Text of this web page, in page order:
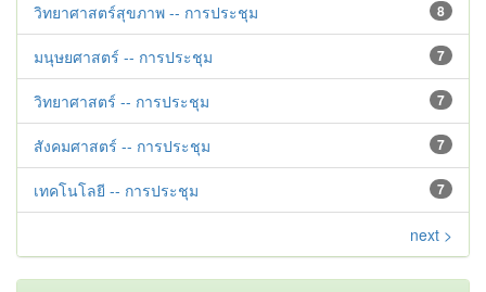
8
วิทยาศาสตร์สุขภาพ -- การประชุม
7
มนุษยศาสตร์ -- การประชุม
7
วิทยาศาสตร์ -- การประชุม
7
สังคมศาสตร์ -- การประชุม
7
เทคโนโลยี -- การประชุม
next >